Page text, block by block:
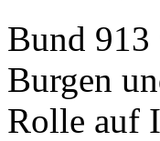
Bund 913
Burgen
Rolle auf